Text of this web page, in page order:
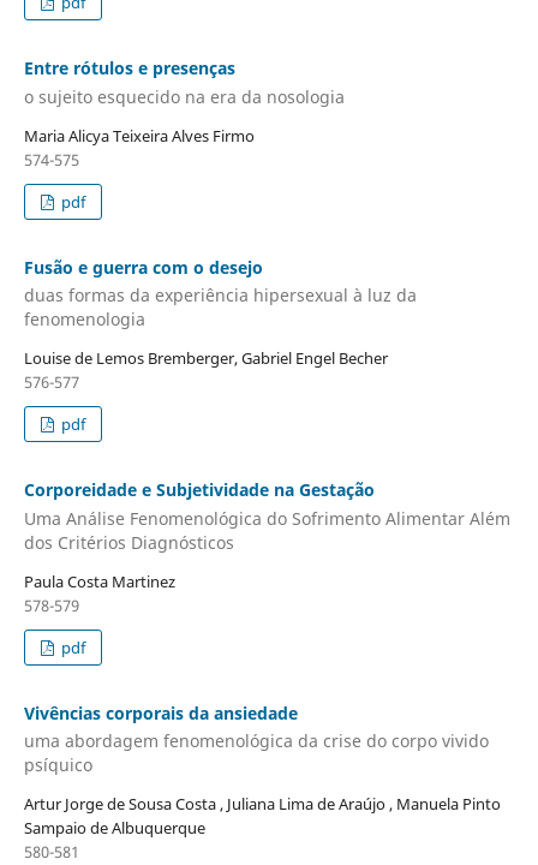
Entre rótulos e presenças
o sujeito esquecido na era da nosologia
Maria Alicya Teixeira Alves Firmo
574-575
pdf
Fusão e guerra com o desejo
duas formas da experiência hipersexual à luz da
fenomenologia
Louise de Lemos Bremberger, Gabriel Engel Becher
576-577
pdf
Corporeidade e Subjetividade na Gestação
Uma Análise Fenomenológica do Sofrimento Alimentar Além
dos Critérios Diagnósticos
Paula Costa Martinez
578-579
pdf
Vivências corporais da ansiedade
uma abordagem fenomenológica da crise do corpo vivido
psíquico
Artur Jorge de Sousa Costa , Juliana Lima de Araújo , Manuela Pinto
Sampaio de Albuquerque
580-581